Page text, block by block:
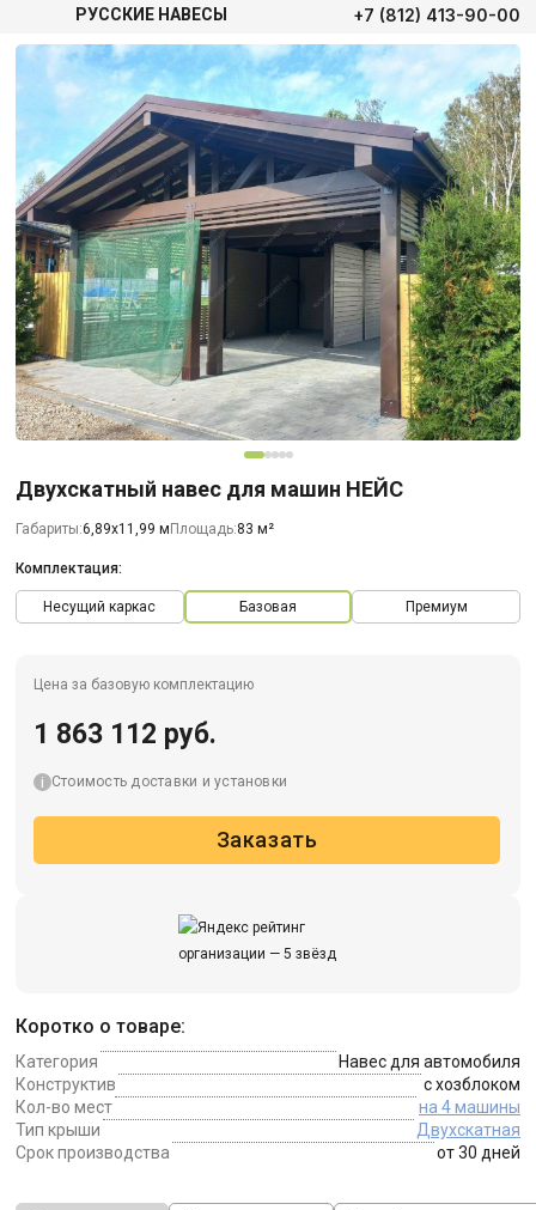
РУССКИЕ НАВЕСЫ +7 (812) 413-90-00
Двухскатный навес для машин НЕЙС
Габариты:6,89х11,99 м Площадь:83 м²
Комплектация:
Несущий каркас Базовая Премиум
Коротко о товаре:
Категория
Навес для автомобиля
Конструктив
с хозблоком
Кол-во мест
на 4 машины
Тип крыши
Двухскатная
Срок производства
от 30 дней
Цена за базовую комплектацию
1 863 112 руб.
Стоимость доставки и установки
Заказать